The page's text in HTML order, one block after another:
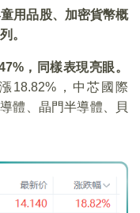
用品股、加密貨幣概
。
，同樣表現亮眼。
18.82%，中芯國際
體、晶門半導體、貝